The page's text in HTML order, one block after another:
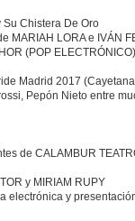
Su Chistera De Oro
MARIAH LORA e IVÁN
(POP
Madrid 2017
Pepón Nieto entre
de CALAMBUR
y MIRIAM RUPY
electrónica y